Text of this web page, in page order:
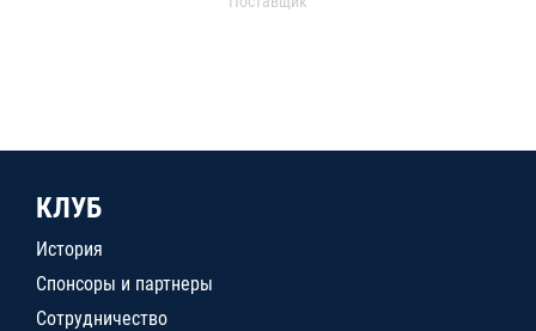
КЛУБ
История
Спонсоры и партнеры
Сотрудничество